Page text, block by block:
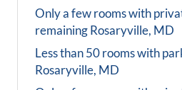
Only a few rooms with
remainingRosaryville, MD
Less than 50 rooms with
Rosaryville, MD